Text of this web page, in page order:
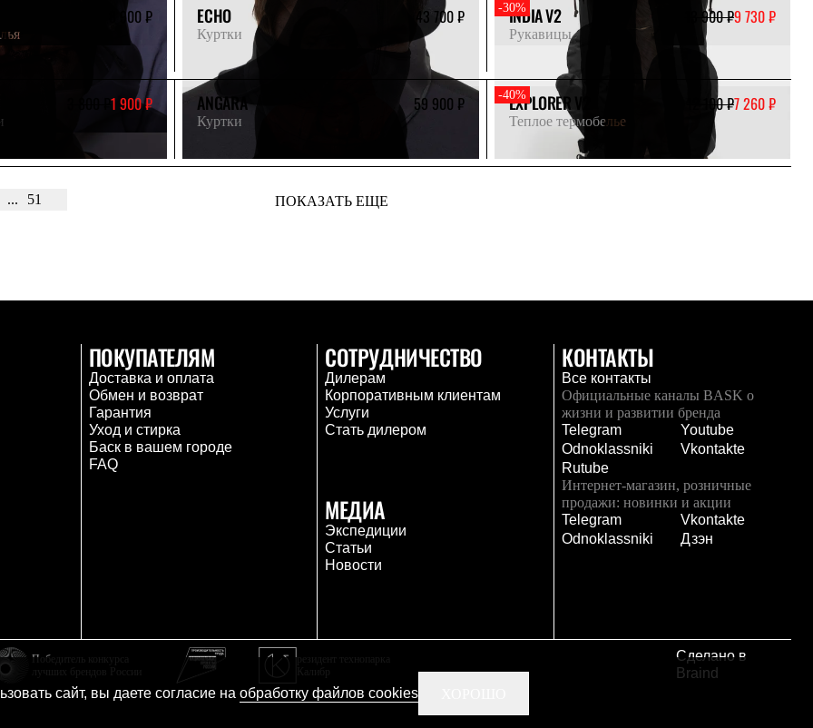
8 900 ₽ ECHO
Куртки
43 700 ₽ -30%
INDIA V2
Рукавицы
13 900 ₽9 730 ₽
3 800 ₽1 900 ₽ ANGARA
Куртки
59 900 ₽ -40%
EXPLORER V2
Теплое термобелье
12 100 ₽7 260 ₽
... 51 ПОКАЗАТЬ ЕЩЕ
ПОКУПАТЕЛЯМ
Доставка и оплата
Обмен и возврат
Гарантия
Уход и стирка
Баск в вашем городе
FAQ
СОТРУДНИЧЕСТВО
Дилерам
Корпоративным клиентам
Услуги
Стать дилером
МЕДИА
Экспедиции
Статьи
Новости
КОНТАКТЫ
Все контакты
Официальные каналы BASK о
жизни и развитии бренда
Telegram
Youtube
Odnoklassniki
Vkontakte
Rutube
Интернет-магазин, розничные
продажи: новинки и акции
Telegram
Vkontakte
Odnoklassniki
Дзэн
Победитель конкурса
резидент технопарка
Сделано в
Braind
сайт, вы даете согласие на обработку файлов cookies